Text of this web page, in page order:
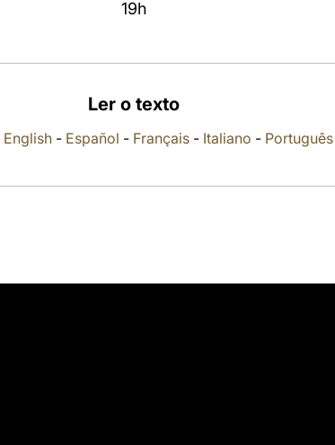
19h
Ler o texto
English- Español - Français- Italiano - Português